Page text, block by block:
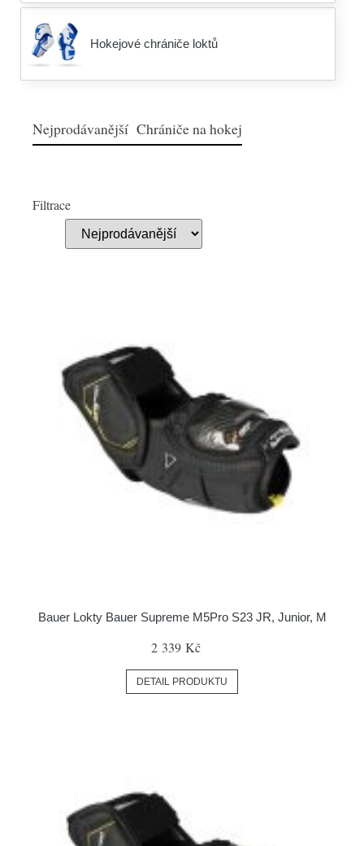
Hokejové chrániče loktů
Nejprodávanější Chrániče na hokej
Filtrace
Bauer Lokty Bauer Supreme M5Pro S23 JR, Junior, M
2 339 Kč
DETAIL PRODUKTU